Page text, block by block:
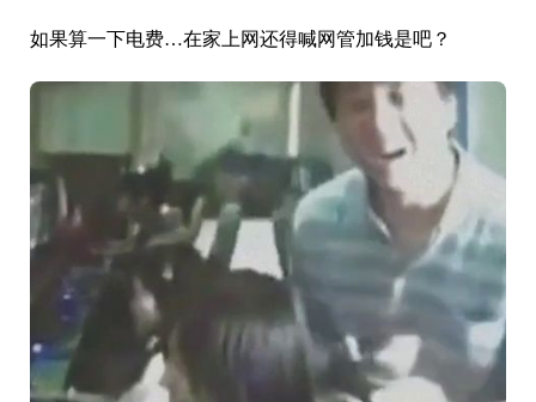
如果算一下电费…在家上网还得喊网管加钱是吧？